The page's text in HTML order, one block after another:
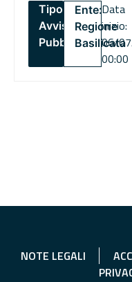
Tipo:
Avviso
Pubblico
Ente:
Regione
Basilicata
Data
inizio:
06/
00:00
NOTE LEGALI